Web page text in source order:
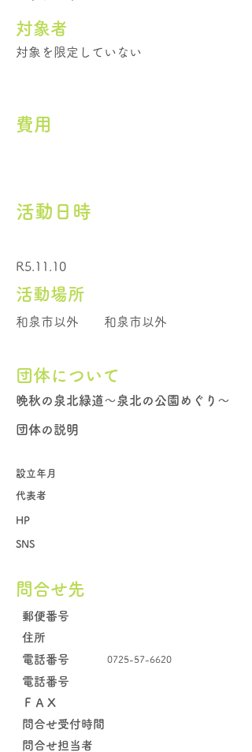
​対象者
対象を限定していない
費用
活動日時
R5.11.10
活動場所
和泉市以外 和泉市以外
団体について
晩秋の泉北緑道～泉北の公園めぐり～
団体の説明
設立年月
代表者
HP
SNS
問合せ先
郵便番号
住所
電話番号
0725-57-6620
電話番号
​ＦＡＸ
問合せ受付時間
問合せ担当者